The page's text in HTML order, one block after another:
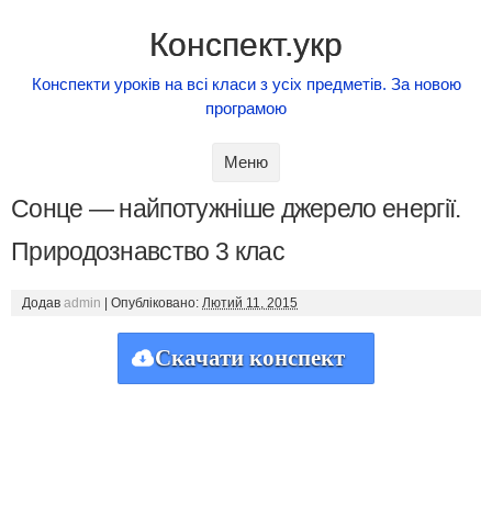
Конспект.укр
Конспекти уроків на всі класи з усіх предметів. За новою
програмою
Меню
Сонце — найпотужніше джерело енергії.
Природознавство 3 клас
Додав admin Опубліковано: Лютий 11, 2015
Скачати конспект